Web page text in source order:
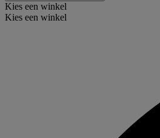
Kies een winkel
Kies een winkel